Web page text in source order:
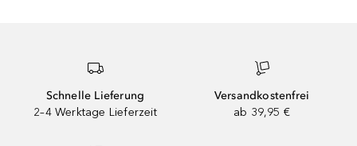
Schnelle Lieferung
2–4 Werktage Lieferzeit
Versandkostenfrei
ab 39,95 €